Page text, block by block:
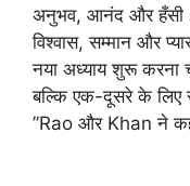
अनुभव, आनंद और हँसी
विश्वास, सम्मान और
नया अध्याय शुरू करना
बल्कि एक-दूसरे के लिए
”Rao और Khan ने